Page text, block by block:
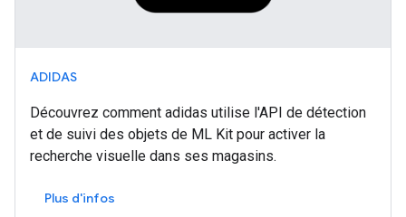
ADIDAS
Découvrez comment adidas utilise l'API de détection
et de suivi des objets de ML Kit pour activer la
recherche visuelle dans ses magasins.
Plus d'infos